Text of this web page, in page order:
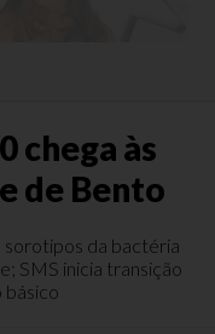
chega às
de Bento
da bactéria
SMS inicia transição
básico